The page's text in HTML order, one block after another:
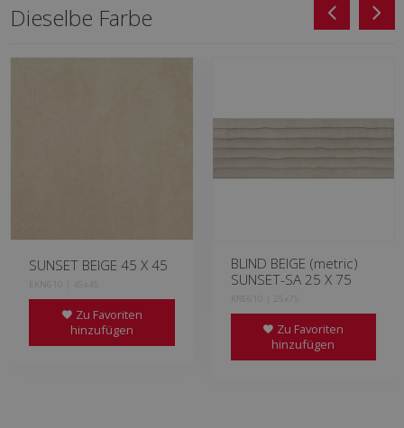
Dieselbe Farbe
SUNSET BEIGE 45 X 45
EKN610 | 45x45
Zu Favoriten
hinzufügen
BLIND BEIGE (metric)
SUNSET-SA 25 X 75
KRE610 | 25x75
Zu Favoriten
hinzufügen